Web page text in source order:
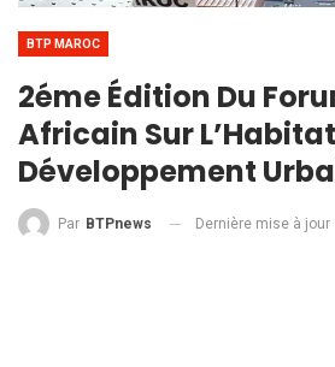
BTP MAROC
2éme Édition Du
Africain Sur L’Habitat
Développement
Par BTPnews Dernière mise à jour